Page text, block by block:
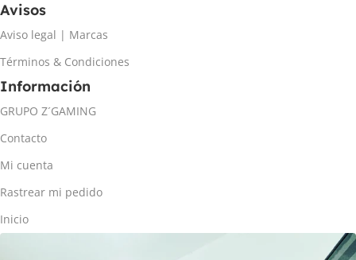
Avisos
Aviso legal | Marcas
Términos & Condiciones
Información
GRUPO Z´GAMING
Contacto
Mi cuenta
Rastrear mi pedido
Inicio